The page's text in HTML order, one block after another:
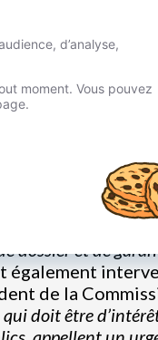
dossier et de
également
de la
doit être
d’analyse,
moment. Vous pouvez